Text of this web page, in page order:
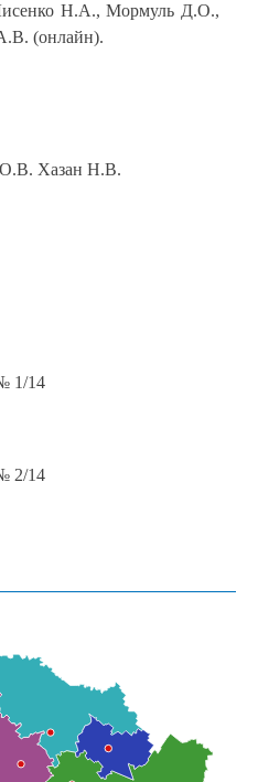
Лисенко Н.А., Мормуль Д.О.,
(онлайн).
О.В. Хазан Н.В.
1/14
2/14